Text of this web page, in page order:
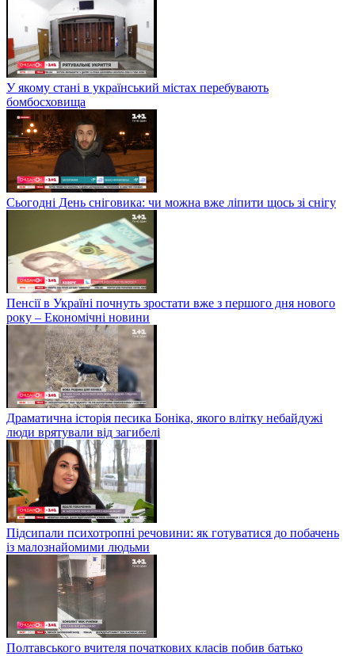
У якому стані в український містах перебувають
бомбосховища
Сьогодні День сніговика: чи можна вже ліпити щось зі снігу
Пенсії в Україні почнуть зростати вже з першого дня нового
року – Економічні новини
Драматична історія песика Боніка, якого влітку небайдужі
люди врятували від загибелі
Підсипали психотропні речовини: як готуватися до побачень
із малознайомими людьми
Полтавського вчителя початкових класів побив батько